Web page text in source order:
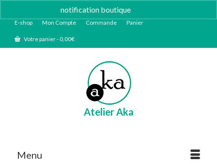
notification boutique
E-shop Mon Compte Commande Panier
Votre panier-0,00€
Atelier Aka
Menu